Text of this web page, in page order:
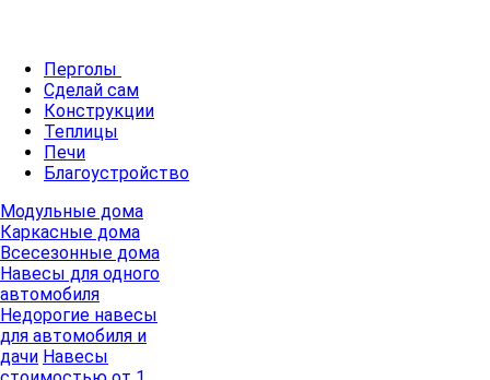
Перголы
Сделай сам
Конструкции
Теплицы
Печи
Благоустройство
Модульные дома
Каркасные дома
Всесезонные дома
Навесы для одного
автомобиля
Недорогие навесы
для автомобиля и
дачи Навесы